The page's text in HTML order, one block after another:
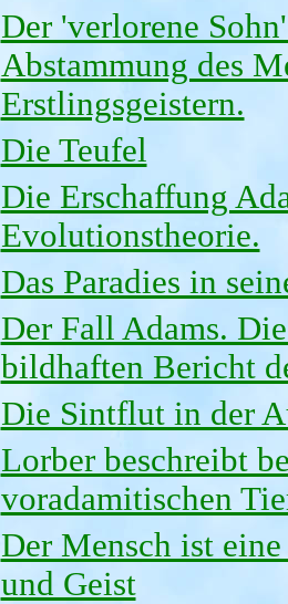
Der 'verlorene
Abstammung des
Erstlingsgeistern.
Die Teufel
Die Erschaffung
Evolutionstheorie.
Das Paradies in
Der Fall Adams.
bildhaften Bericht
Die Sintflut in der
Lorber beschreibt
voradamitischen
Der Mensch ist
und Geist